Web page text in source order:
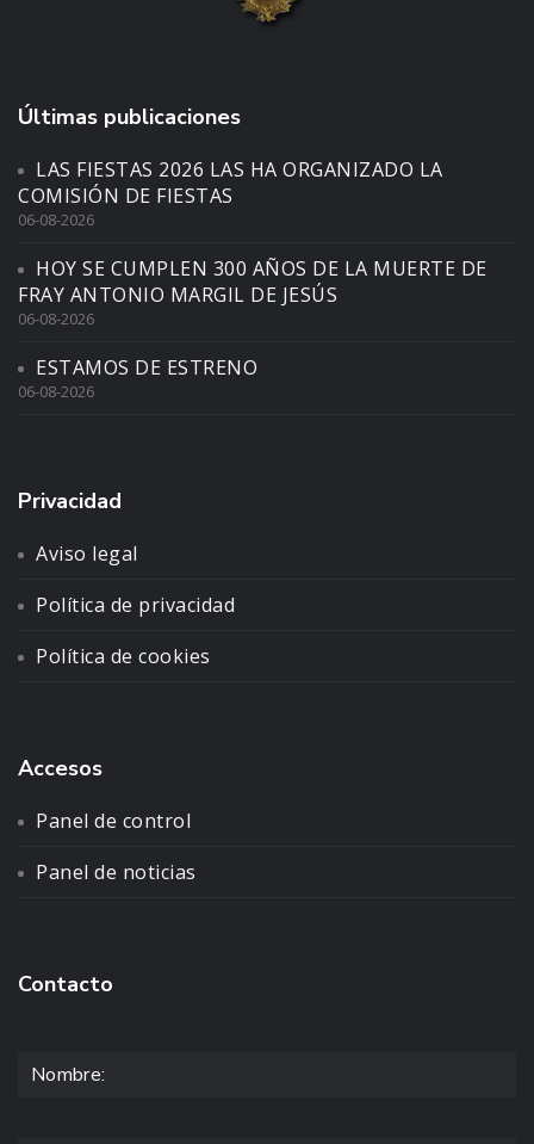
Últimas publicaciones
LAS FIESTAS 2026 LAS HA ORGANIZADO LA
COMISIÓN DE FIESTAS
06-08-2026
HOY SE CUMPLEN 300 AÑOS DE LA MUERTE DE
FRAY ANTONIO MARGIL DE JESÚS
06-08-2026
ESTAMOS DE ESTRENO
06-08-2026
Privacidad
Aviso legal
Política de privacidad
Política de cookies
Accesos
Panel de control
Panel de noticias
Contacto